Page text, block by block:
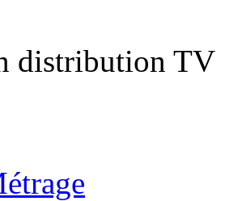
distribution TV